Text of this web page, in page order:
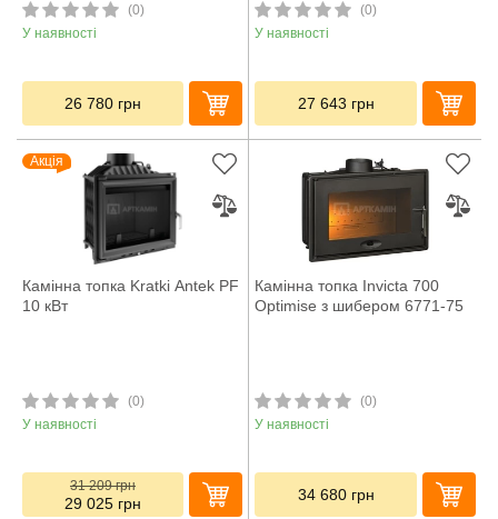
(0)
У наявності
26 780 грн
(0)
У наявності
27 643 грн
Акція
Камінна топка Kratki Antek PF
10 кВт
(0)
У наявності
31 209грн
29 025 грн
Камінна топка Invicta 700
Optimise з шибером 6771-75
(0)
У наявності
34 680 грн